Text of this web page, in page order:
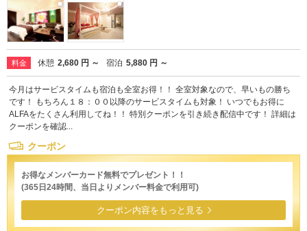
料金 休憩 2,680 円 ～ 宿泊 5,880 円 ～
今月はサービスタイムも宿泊も全室お得！！ 全室対象なので、早いもの勝ち
です！ もちろん１８：００以降のサービスタイムも対象！ いつでもお得に
ALFAをたくさん利用してね！！ 特別クーポンを引き続き配信中です！ 詳細は
クーポンを確認...
クーポン
お得なメンバーカード無料でプレゼント！！
(365日24時間、当日よりメンバー料金で利用可)
クーポン内容をもっと見る